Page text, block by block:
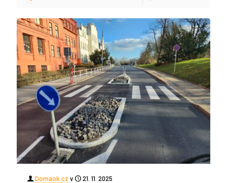
Domaok.cz v
21. 11. 2025